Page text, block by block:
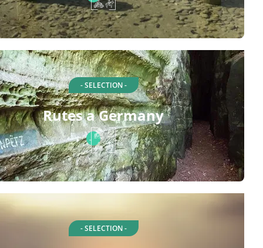
- SELECTION -
Rutes a Germany
- SELECTION -